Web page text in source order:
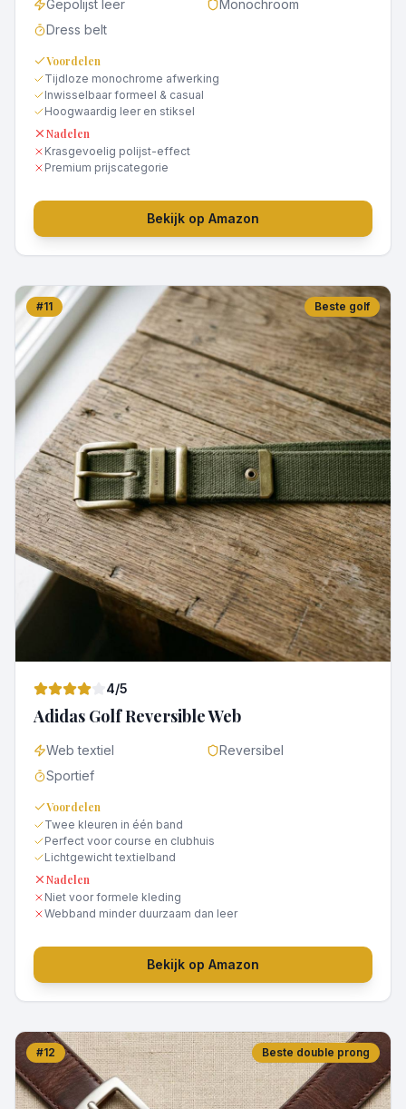
Gepolijst leer
Monochroom
Dress belt
Voordelen
Tijdloze monochrome afwerking
Inwisselbaar formeel & casual
Hoogwaardig leer en stiksel
Nadelen
Krasgevoelig polijst-effect
Premium prijscategorie
Bekijk op Amazon
#11 Beste golf
4/5
Adidas Golf Reversible Web
Web textiel
Reversibel
Sportief
Voordelen
Twee kleuren in één band
Perfect voor course en clubhuis
Lichtgewicht textielband
Nadelen
Niet voor formele kleding
Webband minder duurzaam dan leer
Bekijk op Amazon
#12 Beste double prong